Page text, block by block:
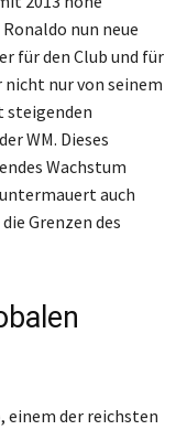
nun neue
für den Club und für
nur von seinem
steigenden
WM. Dieses
Wachstum
auch
Grenzen des
einem der reichsten